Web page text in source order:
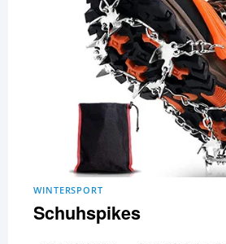
WINTERSPORT
Schuhspikes